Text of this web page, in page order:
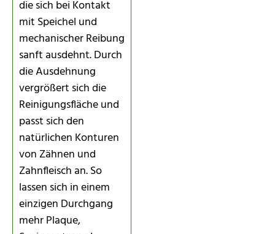
die sich bei Kontakt
mit Speichel und
mechanischer Reibung
sanft ausdehnt. Durch
die Ausdehnung
vergrößert sich die
Reinigungsfläche und
passt sich den
natürlichen Konturen
von Zähnen und
Zahnfleisch an. So
lassen sich in einem
einzigen Durchgang
mehr Plaque,